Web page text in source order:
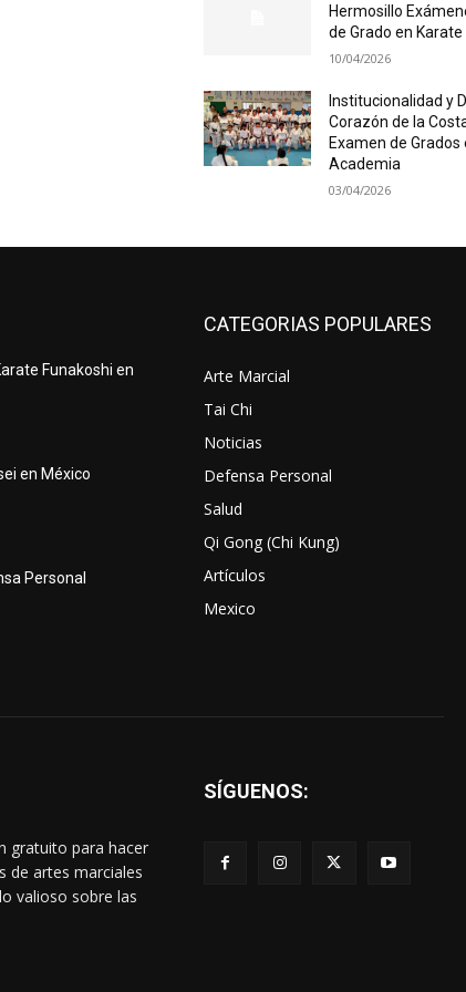
Hermosillo
de Grado en Karate
10/04/2026
Institucionalidad y
Corazón de la
Examen de Grados
Academia
03/04/2026
Funakoshi en
en México
Personal
CATEGORIAS POPULARES
Arte Marcial
Tai Chi
Noticias
Defensa Personal
Salud
Qi Gong (Chi Kung)
Artículos
Mexico
gratuito para hacer
de artes marciales
valioso sobre las
SÍGUENOS: